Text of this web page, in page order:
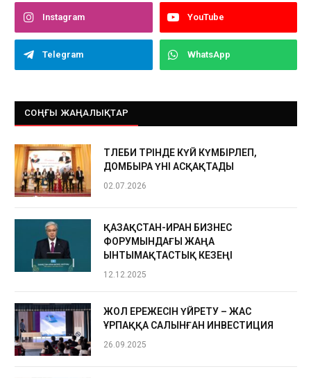
Instagram YouTube
Telegram WhatsApp
СОҢҒЫ ЖАҢАЛЫҚТАР
ТӨЛЕБИ ТӨРІНДЕ КҮЙ КҮМБІРЛЕП,
ДОМБЫРА ҮНІ АСҚАҚТАДЫ
02.07.2026
ҚАЗАҚСТАН-ИРАН БИЗНЕС
ФОРУМЫНДАҒЫ ЖАҢА
ЫНТЫМАҚТАСТЫҚ КЕЗЕҢІ
12.12.2025
ЖОЛ ЕРЕЖЕСІН ҮЙРЕТУ – ЖАС
ҰРПАҚҚА САЛЫНҒАН ИНВЕСТИЦИЯ
26.09.2025